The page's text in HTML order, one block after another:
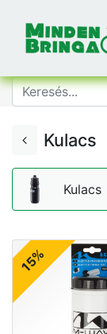
Kulacs
Kulacs
15%